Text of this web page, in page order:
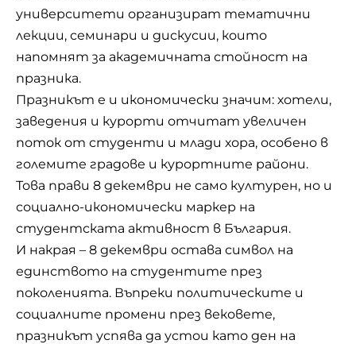
университети организират тематични
лекции, семинари и дискусии, които
напомнят за академичната стойност на
празника.
Празникът е и икономически значим: хотели,
заведения и курорти отчитат увеличен
поток от студенти и млади хора, особено в
големите градове и курортните райони.
Това прави 8 декември не само културен, но и
социално-икономически маркер на
студентската активност в България.
И накрая – 8 декември остава символ на
единството на студентите през
поколенията. Въпреки политическите и
социалните промени през вековете,
празникът успява да устои като ден на